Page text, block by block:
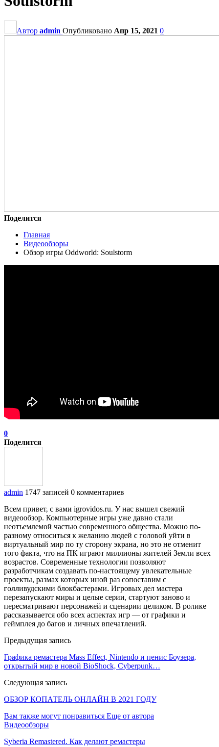
Автор admin Опубликовано Апр 15, 2021 0
Поделится
Главная
Видеообзоры
Обзор игры Oddworld: Soulstorm
0
Поделится
admin 1747 записей 0 комментариев
Всем привет, с вами igrovidos.ru. У нас вышел свежий
видеообзор. Компьютерные игры уже давно стали
неотъемлемой частью современного общества. Можно по-
разному относиться к желанию людей с головой уйти в
виртуальный мир по ту сторону экрана, но это не отменит
того факта, что на ПК играют миллионы жителей Земли всех
возрастов. Современные технологии позволяют
разработчикам создавать по-настоящему увлекательные
проекты, размах которых иной раз сопоставим с
голливудскими блокбастерами. Игровых дел мастера
перезапускают миры и целые серии, стартуют заново и
пересматривают персонажей и сценарии целиком. В ролике
рассказывается обо всех аспектах игр — от графики и
геймплея до багов и личных впечатлений.
Предыдущая запись
Графика ремастера Mass Effect, Nintendo и пенис Боузера,
открытый мир в новой BioShock, Cyberpunk…
Следующая запись
ОБЗОР КОПАТЕЛЬ ОНЛАЙН В 2021 ГОДУ
Вам также могут понравиться Еще от автора
Видеообзоры
Syberia Remastered. Как делают ремастеры